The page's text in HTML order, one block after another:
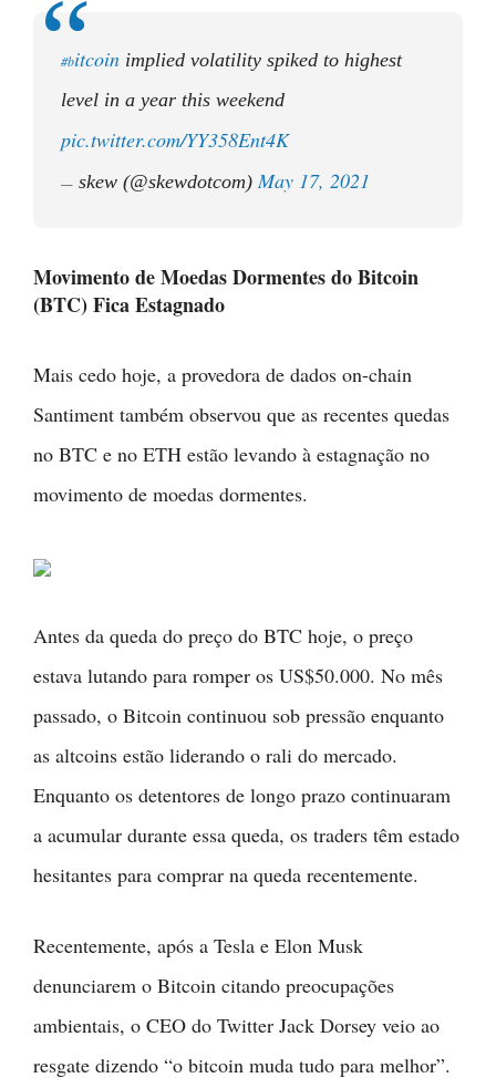
#bitcoin implied volatility spiked to highest
level in a year this weekend
pic.twitter.com/YY358Ent4K
— skew (@skewdotcom)May 17, 2021
Movimento de Moedas Dormentes do Bitcoin
(BTC) Fica Estagnado
Mais cedo hoje, a provedora de dados on-chain
Santiment também observou que as recentes quedas
no BTC e no ETH estão levando à estagnação no
movimento de moedas dormentes.
Antes da queda do preço do BTC hoje, o preço
estava lutando para romper os US$50.000. No mês
passado, o Bitcoin continuou sob pressão enquanto
as altcoins estão liderando o rali do mercado.
Enquanto os detentores de longo prazo continuaram
a acumular durante essa queda, os traders têm estado
hesitantes para comprar na queda recentemente.
Recentemente, após a Tesla e Elon Musk
denunciarem o Bitcoin citando preocupações
ambientais, o CEO do Twitter Jack Dorsey veio ao
resgate dizendo “o bitcoin muda tudo para melhor”.